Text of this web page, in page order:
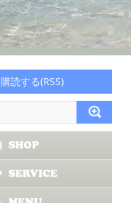
購読する(RSS)